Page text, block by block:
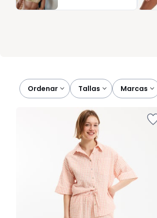
coherencia en tu armario de casa, aquí
Ordenar
tallas marcas